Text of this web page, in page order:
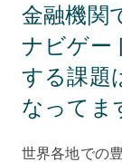
金融機関
ナビゲー
する課題
なってま
世界各地での